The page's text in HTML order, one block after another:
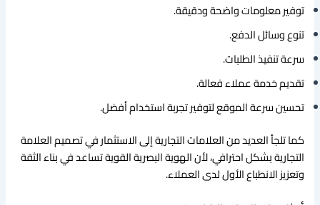
توفير معلومات واضحة ودقيقة.
تنوع وسائل الدفع.
سرعة تنفيذ الطلبات.
تقديم خدمة عملاء فعالة.
تحسين سرعة الموقع لتوفير تجربة استخدام أفضل.
كما تلجأ العديد من العلامات التجارية إلى الاستثمار في تصميم العلامة
التجارية بشكل احترافي، لأن الهوية البصرية القوية تساعد في بناء الثقة
وتعزيز الانطباع الأول لدى العملاء.